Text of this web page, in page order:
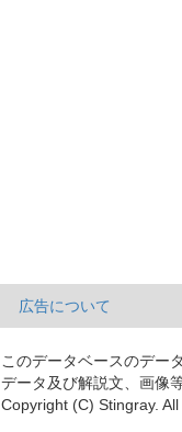
広告について
このデータベースのデー
データ及び解説文、画像
Copyright (C) Stingray. All